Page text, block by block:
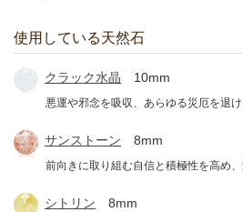
使用している天然石
クラック水晶 10mm
悪運や邪念を吸収、あらゆる災厄を退
サンストーン 8mm
前向きに取り組む自信と積極性を高め
シトリン 8mm